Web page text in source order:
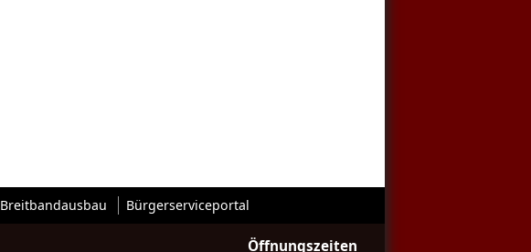
Breitbandausbau Bürgerserviceportal
Öffnungszeiten